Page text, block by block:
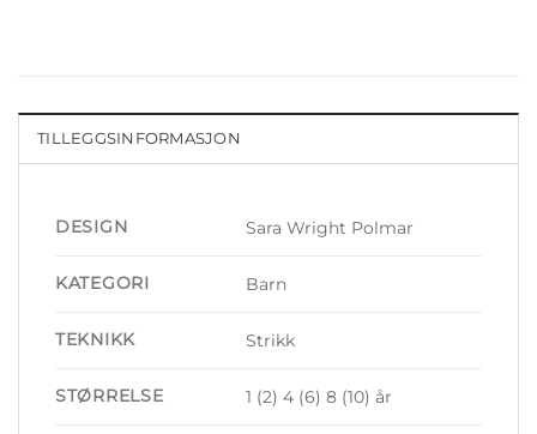
TILLEGGSINFORMASJON
DESIGN Sara Wright Polmar
KATEGORI Barn
TEKNIKK Strikk
STØRRELSE 1 (2) 4 (6) 8 (10) år